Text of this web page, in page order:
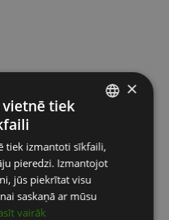
ENGLISH
RUSSIAN
×
tiek
tiek izmantoti sīkfaili,
pieredzi. Izmantojot
jūs piekrītat visu
saskaņā ar mūsu
vairāk